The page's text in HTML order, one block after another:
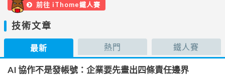
前往 iThome鐵人賽
技術文章
最新 熱門 鐵人賽
AI 協作不是發帳號：企業要先畫出四條責任邊界